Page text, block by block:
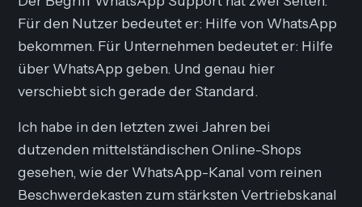
Für den Nutzer bedeutet er: Hilfe von WhatsApp
bekommen. Für Unternehmen bedeutet er: Hilfe
über WhatsApp geben. Und genau hier
verschiebt sich gerade der Standard.
Ich habe in den letzten zwei Jahren bei
dutzenden mittelständischen Online-Shops
gesehen, wie der WhatsApp-Kanal vom reinen
Beschwerdekasten zum stärksten Vertriebskanal